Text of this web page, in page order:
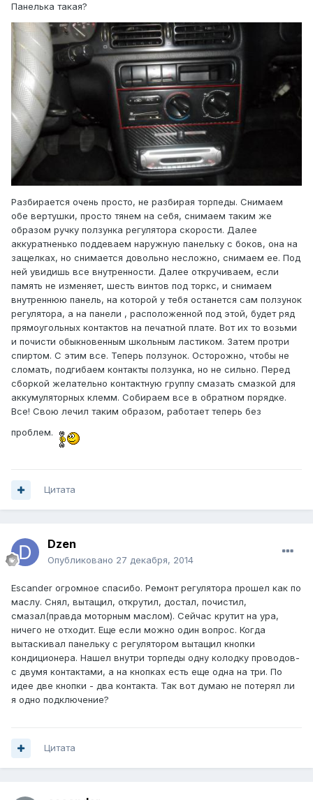
Панелька такая?
Разбирается очень просто, не разбирая торпеды. Снимаем
обе вертушки, просто тянем на себя, снимаем таким же
образом ручку ползунка регулятора скорости. Далее
аккуратненько поддеваем наружную панельку с боков, она на
защелках, но снимается довольно несложно, снимаем ее. Под
ней увидишь все внутренности. Далее откручиваем, если
память не изменяет, шесть винтов под торкс, и снимаем
внутреннюю панель, на которой у тебя останется сам ползунок
регулятора, а на панели , расположенной под этой, будет ряд
прямоугольных контактов на печатной плате. Вот их то возьми
и почисти обыкновенным школьным ластиком. Затем протри
спиртом. С этим все. Теперь ползунок. Осторожно, чтобы не
сломать, подгибаем контакты ползунка, но не сильно. Перед
сборкой желательно контактную группу смазать смазкой для
аккумуляторных клемм. Собираем все в обратном порядке.
Все! Свою лечил таким образом, работает теперь без
проблем.
Цитата
Dzen
Опубликовано 27 декабря, 2014
Escander огромное спасибо. Ремонт регулятора прошел как по
маслу. Снял, вытащил, открутил, достал, почистил,
смазал(правда моторным маслом). Сейчас крутит на ура,
ничего не отходит. Еще если можно один вопрос. Когда
вытаскивал панельку с регулятором вытащил кнопки
кондиционера. Нашел внутри торпеды одну колодку проводов-
с двумя контактами, а на кнопках есть еще одна на три. По
идее две кнопки - два контакта. Так вот думаю не потерял ли
я одно подключение?
Цитата